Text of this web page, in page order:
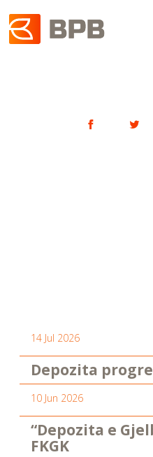
14 Jul 2026
Depozita
10 Jun 2026
“Depozita e
FKGK